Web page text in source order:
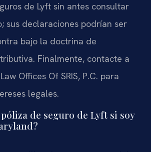
de Lyft sin antes consultar
sus declaraciones podrían ser
bajo la doctrina de
Finalmente, contacte a
Offices Of SRIS, P.C. para
legales.
de seguro de Lyft si soy